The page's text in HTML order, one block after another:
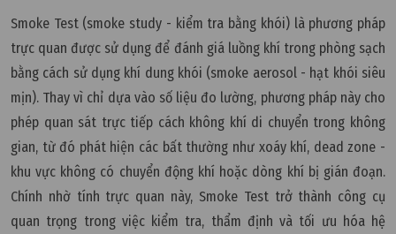
Smoke Test (smoke study - kiểm tra bằng khói) là phương pháp
trực quan được sử dụng để đánh giá luồng khí trong phòng sạch
bằng cách sử dụng khí dung khói (smoke aerosol - hạt khói siêu
mịn). Thay vì chỉ dựa vào số liệu đo lường, phương pháp này cho
phép quan sát trực tiếp cách không khí di chuyển trong không
gian, từ đó phát hiện các bất thường như xoáy khí, dead zone -
khu vực không có chuyển động khí hoặc dòng khí bị gián đoạn.
Chính nhờ tính trực quan này, Smoke Test trở thành công cụ
quan trọng trong việc kiểm tra, thẩm định và tối ưu hóa hệ